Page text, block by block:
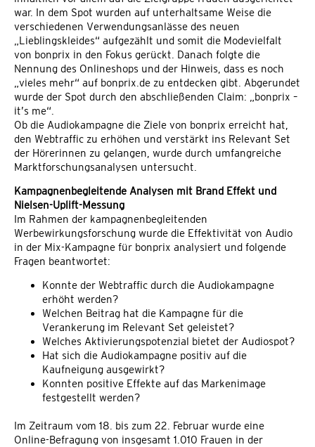
war. In dem Spot wurden auf unterhaltsame Weise die
verschiedenen Verwendungsanlässe des neuen
„Lieblingskleides“ aufgezählt und somit die Modevielfalt
von bonprix in den Fokus gerückt. Danach folgte die
Nennung des Onlineshops und der Hinweis, dass es noch
„vieles mehr“ auf bonprix.de zu entdecken gibt. Abgerundet
wurde der Spot durch den abschließenden Claim: „bonprix –
it’s me“.
Ob die Audiokampagne die Ziele von bonprix erreicht hat,
den Webtraffic zu erhöhen und verstärkt ins Relevant Set
der Hörerinnen zu gelangen, wurde durch umfangreiche
Marktforschungsanalysen untersucht.
Kampagnenbegleitende Analysen mit Brand Effekt und
Nielsen-Uplift-Messung
Im Rahmen der kampagnenbegleitenden
Werbewirkungsforschung wurde die Effektivität von Audio
in der Mix-Kampagne für bonprix analysiert und folgende
Fragen beantwortet:
Konnte der Webtraffic durch die Audiokampagne
erhöht werden?
Welchen Beitrag hat die Kampagne für die
Verankerung im Relevant Set geleistet?
Welches Aktivierungspotenzial bietet der Audiospot?
Hat sich die Audiokampagne positiv auf die
Kaufneigung ausgewirkt?
Konnten positive Effekte auf das Markenimage
festgestellt werden?
Im Zeitraum vom 18. bis zum 22. Februar wurde eine
Online-Befragung von insgesamt 1.010 Frauen in der